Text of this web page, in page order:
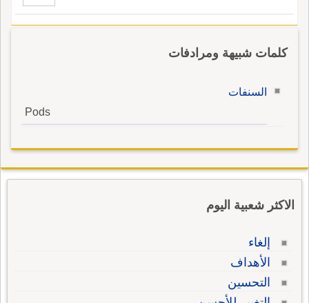
كلمات شبيهة ومرادفات
السنفات
Pods
الاكثر شعبية اليوم
إلغاء
الأهداف
التحسين